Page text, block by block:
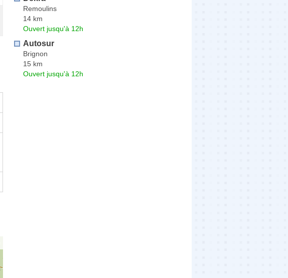
Remoulins
14 km
Ouvert jusqu'à 12h
Autosur
Brignon
15 km
Ouvert jusqu'à 12h